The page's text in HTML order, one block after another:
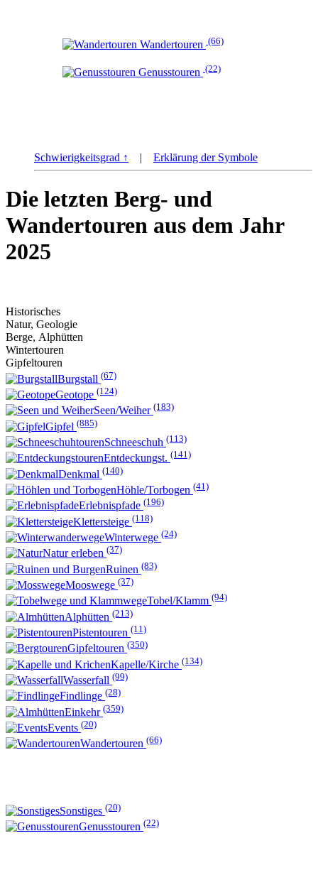
Wandertouren (66)
Genusstouren (22)
Schwierigkeitsgrad ↑ | Erklärung der Symbole
Die letzten Berg- und
Wandertouren aus dem Jahr
2025
Historisches
Natur, Geologie
Berge, Alphütten
Wintertouren
Gipfeltouren
Burgstall (67)
Geotope (124)
Seen/Weiher (183)
Gipfel (885)
Schneeschuh (113)
Entdeckungst. (141)
Denkmal (140)
Höhle/Torbogen (41)
Erlebnispfade (196)
Klettersteige (118)
Winterwege (24)
Natur erleben (37)
Ruinen (83)
Mooswege (37)
Tobel/Klamm (94)
Alphütten (213)
Pistentouren (11)
Gipfeltouren (350)
Kapelle/Kirche (134)
Wasserfall (99)
Findlinge (28)
Einkehr (359)
Events (20)
Wandertouren (66)
Sonstiges (20)
Genusstouren (22)